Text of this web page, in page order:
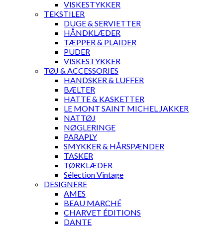
VISKESTYKKER
TEKSTILER
DUGE & SERVIETTER
HÅNDKLÆDER
TÆPPER & PLAIDER
PUDER
VISKESTYKKER
TØJ & ACCESSORIES
HANDSKER & LUFFER
BÆLTER
HATTE & KASKETTER
LE MONT SAINT MICHEL JAKKER
NATTØJ
NØGLERINGE
PARAPLY
SMYKKER & HÅRSPÆNDER
TASKER
TØRKLÆDER
Sélection Vintage
DESIGNERE
AMES
BEAU MARCHÉ
CHARVET ÉDITIONS
DANTE